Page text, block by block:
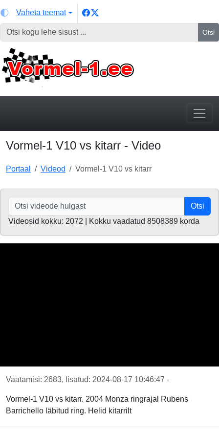
Vaheta teemat
Otsi
Vormel-1 V10 vs kitarr - Video
Portaal Videod Vormel-1 V10 vs kitarr
Otsi
Videosid kokku: 2072 | Kokku vaadatud 8508389 korda
Vaatamisi: 2683, lisatud: 2024-08-17 10:46:47 -
Vormel-1 V10 vs kitarr. 2004 Monza ringrajal Rubens
Barrichello läbitud ring. Helid kitarrilt